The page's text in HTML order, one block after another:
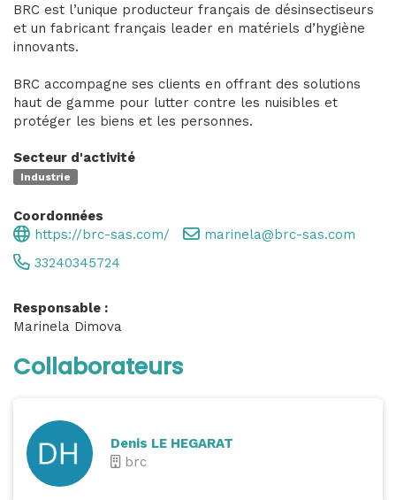
BRC est l’unique producteur français de désinsectiseurs
et un fabricant français leader en matériels d’hygiène
innovants.
BRC accompagne ses clients en offrant des solutions
haut de gamme pour lutter contre les nuisibles et
protéger les biens et les personnes.
Secteur d'activité
Industrie
Coordonnées
https://brc-sas.com/
marinela@brc-sas.com
33240345724
Responsable :
Marinela Dimova
Collaborateurs
Denis LE HEGARAT
brc